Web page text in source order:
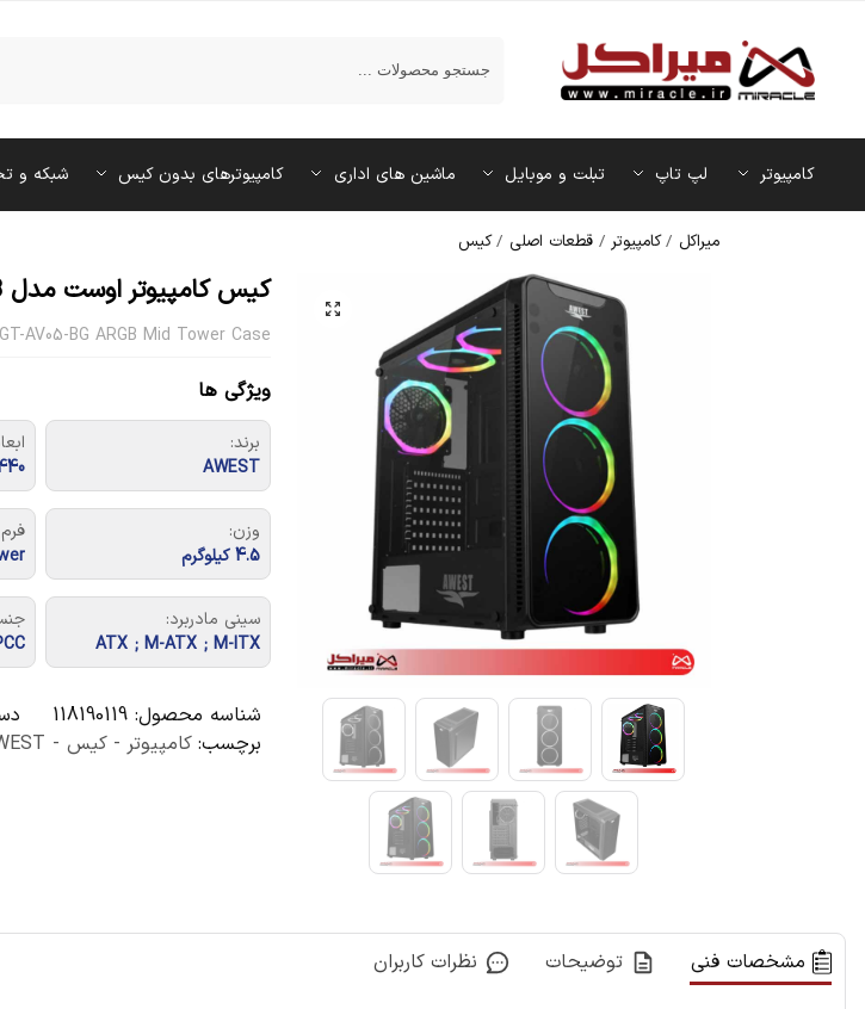
کامپیوتر لپ تاپ تبلت و موبایل ماشین‌ های اداری کامپیوترهای بدون کیس شبکه و
میراکل /کامپیوتر /قطعات اصلی /کیس
کیس کامپیوتر اوست مدل GT-AV05-BG ARGB
AV05-BG ARGB Mid Tower Case
ویژگی ها
برند:
AWEST
440*198*420
وزن:
4.5 کیلوگرم
سینی مادربرد:
ATX ; M-ATX ; M-ITX
شناسه محصول:118190119
برچسب:کامپیوتر - کیس - AWEST
مشخصات فنی توضیحات نظرات کاربران